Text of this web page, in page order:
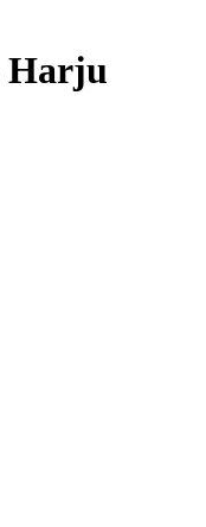
Harju